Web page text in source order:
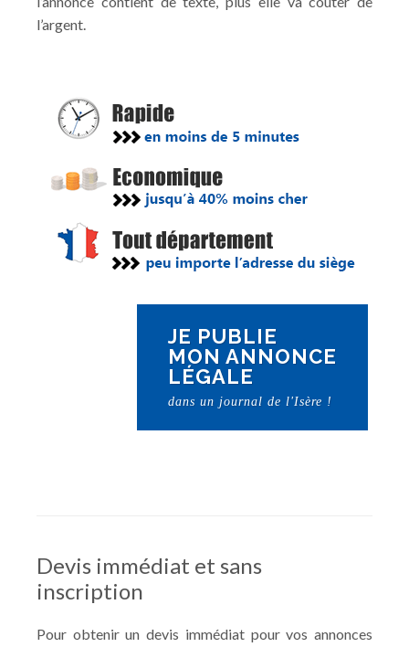
l’argent.
JE PUBLIE
MON ANNONCE
LÉGALE
dans un journal de l'Isère !
Devis immédiat et sans
inscription
Pour obtenir un devis immédiat pour vos annonces